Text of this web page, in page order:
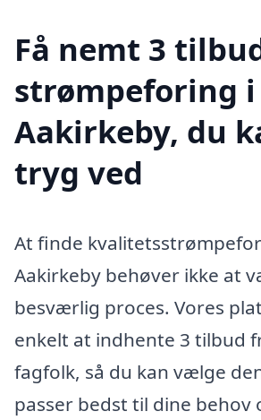
Få nemt 3
strømpeforing i
Aakirkeby, du
tryg ved
At finde
Aakirkeby behøver ikke at
besværlig proces. Vores
enkelt at indhente 3 tilbud
fagfolk, så du kan vælge
passer bedst til dine behov